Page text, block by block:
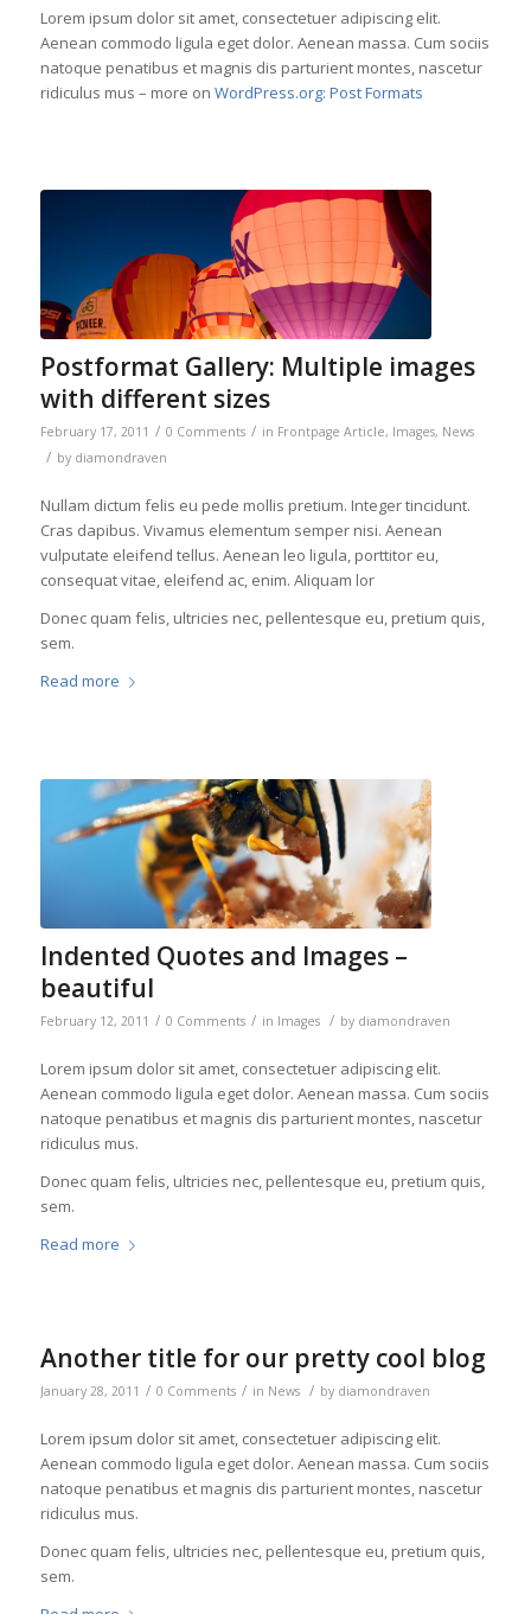
Lorem ipsum dolor sit amet, consectetuer adipiscing elit.
Aenean commodo ligula eget dolor. Aenean massa. Cum sociis
natoque penatibus et magnis dis parturient montes, nascetur
ridiculus mus – more on WordPress.org: Post Formats
Postformat Gallery: Multiple images
with different sizes
February 17, 2011 / 0 Comments / in Frontpage Article, Images, News
/ by diamondraven
Nullam dictum felis eu pede mollis pretium. Integer tincidunt.
Cras dapibus. Vivamus elementum semper nisi. Aenean
vulputate eleifend tellus. Aenean leo ligula, porttitor eu,
consequat vitae, eleifend ac, enim. Aliquam lor
Donec quam felis, ultricies nec, pellentesque eu, pretium quis,
sem.
Read more
Indented Quotes and Images –
beautiful
February 12, 2011 / 0 Comments / in Images / by diamondraven
Lorem ipsum dolor sit amet, consectetuer adipiscing elit.
Aenean commodo ligula eget dolor. Aenean massa. Cum sociis
natoque penatibus et magnis dis parturient montes, nascetur
ridiculus mus.
Donec quam felis, ultricies nec, pellentesque eu, pretium quis,
sem.
Read more
Another title for our pretty cool blog
January 28, 2011 / 0 Comments / in News / by diamondraven
Lorem ipsum dolor sit amet, consectetuer adipiscing elit.
Aenean commodo ligula eget dolor. Aenean massa. Cum sociis
natoque penatibus et magnis dis parturient montes, nascetur
ridiculus mus.
Donec quam felis, ultricies nec, pellentesque eu, pretium quis,
sem.